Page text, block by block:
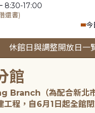
8:30-17:00
還書)
今
休館日與調整開放日一
館
Branch（為配合新北
工程，自6月1日起全館閉